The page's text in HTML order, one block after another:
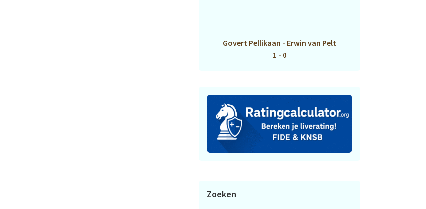
Govert Pellikaan - Erwin van Pelt
1 - 0
Zoeken